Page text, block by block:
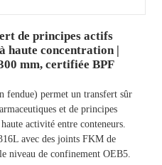
de principes actifs
haute concentration |
mm, certifiée BPF
fendue) permet un transfert sûr
et de principes
activité entre conteneurs.
avec des joints FKM de
niveau de confinement OEB5.